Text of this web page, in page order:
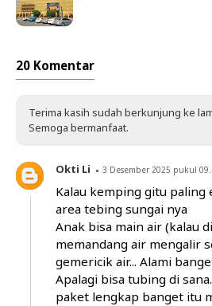
20 Komentar
Terima kasih sudah berkunjung ke
Semoga bermanfaat.
Okti Li 3 Desember 2025 pukul
Kalau kemping gitu paling
area tebing sungai nya
Anak bisa main air (kalau
memandang air mengalir
gemericik air... Alami
Apalagi bisa tubing di
paket lengkap banget itu